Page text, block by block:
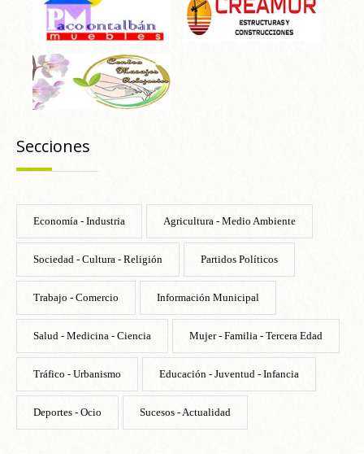
Secciones
Economía - Industria Agricultura - Medio Ambiente
Sociedad - Cultura - Religión Partidos Políticos
Trabajo - Comercio Información Municipal
Salud - Medicina - Ciencia Mujer - Familia - Tercera Edad
Tráfico - Urbanismo Educación - Juventud - Infancia
Deportes - Ocio Sucesos - Actualidad